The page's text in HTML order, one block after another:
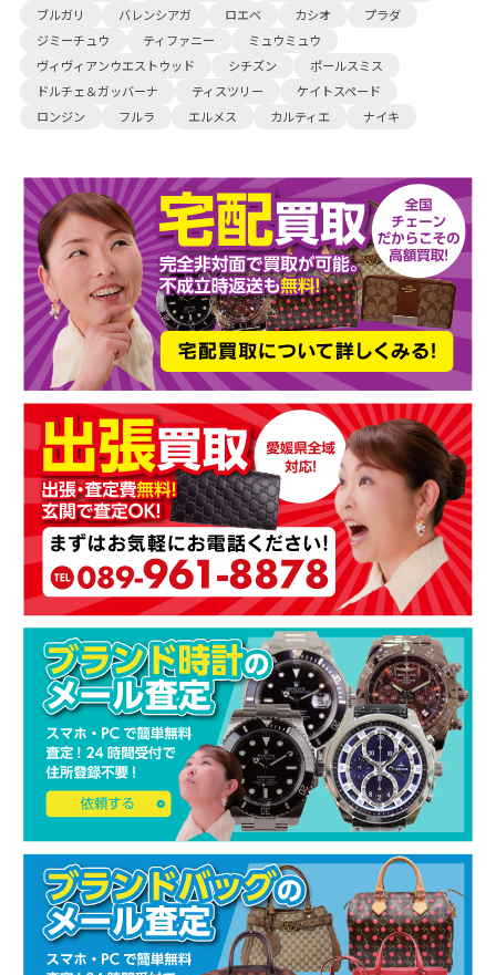
ブルガリ バレンシアガ ロエベ カシオ
プラダ
ジミーチュウ
ティファニー
ミュウミュウ
ヴィヴィアンウエストウッド
シチズン
ポールスミス
ドルチェ＆ガッバーナ
ティスツリー
ケイトスペード
ロンジン
フルラ エルメス カルティエ ナイキ